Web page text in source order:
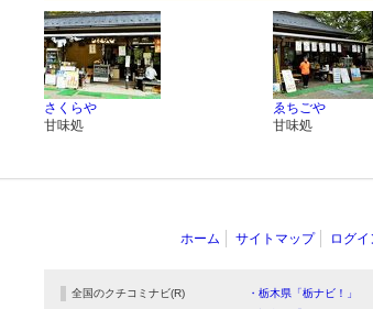
さくらや
甘味処
ゑちごや
甘味処
ホーム サイトマップ ログイ
全国のクチコミナビ(R) ・栃木県「栃ナビ！」